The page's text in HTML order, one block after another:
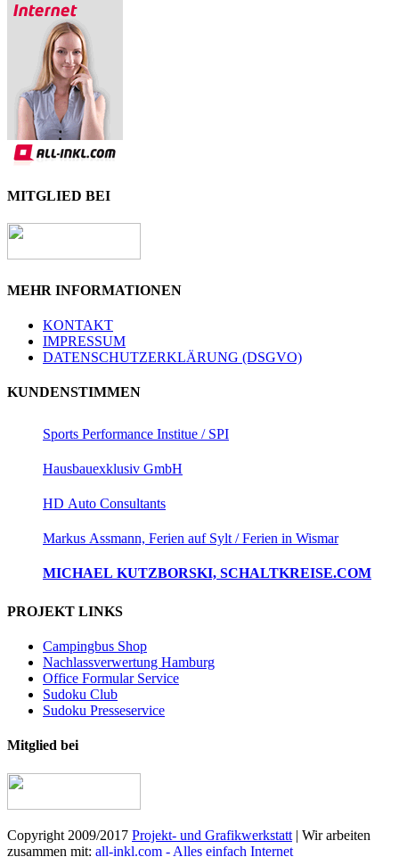
MITGLIED BEI
MEHR INFORMATIONEN
KONTAKT
IMPRESSUM
DATENSCHUTZERKLÄRUNG (DSGVO)
KUNDENSTIMMEN
Sports Performance Institue / SPI
Hausbauexklusiv GmbH
HD Auto Consultants
Markus Assmann, Ferien auf Sylt / Ferien in Wismar
MICHAEL KUTZBORSKI, SCHALTKREISE.COM
PROJEKT LINKS
Campingbus Shop
Nachlassverwertung Hamburg
Office Formular Service
Sudoku Club
Sudoku Presseservice
Mitglied bei
Copyright 2009/2017 Projekt- und Grafikwerkstatt | Wir arbeiten
zusammen mit: all-inkl.com - Alles einfach Internet